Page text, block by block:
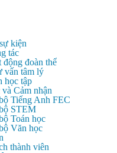
kiện
tác
động đoàn thể
vấn tâm lý
học tập
và Cảm nhận
Tiếng Anh FEC
STEM
Toán học
Văn học
thành viên